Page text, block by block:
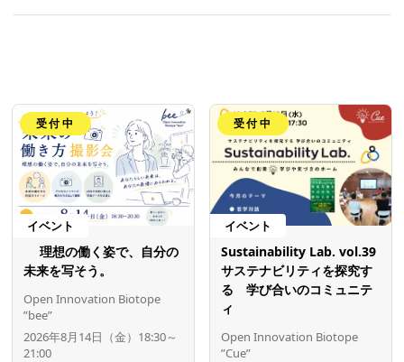
受付中
イベント
理想の働く姿で、自分の
未来を写そう。
Open Innovation Biotope
”bee”
2026年8月14日（金）18:30～
21:00
受付中
イベント
Sustainability Lab. vol.39
サステナビリティを探究す
る 学び合いのコミュニテ
ィ
Open Innovation Biotope
”Cue”